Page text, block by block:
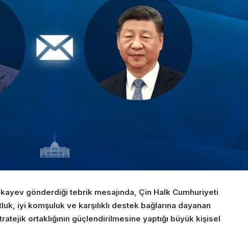
gönderdiği tebrik mesajında, Çin Halk Cumhuriyeti
iyi komşuluk ve karşılıklı destek bağlarına dayanan
ortaklığının güçlendirilmesine yaptığı büyük kişisel